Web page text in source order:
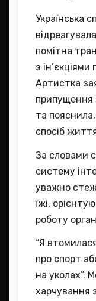
Українська
помітна
з
Артистка
припущення
та
спосіб
За словами
систему
уважно
їжі,
роботу
“Я
про спорт
на уколах”.
харчування